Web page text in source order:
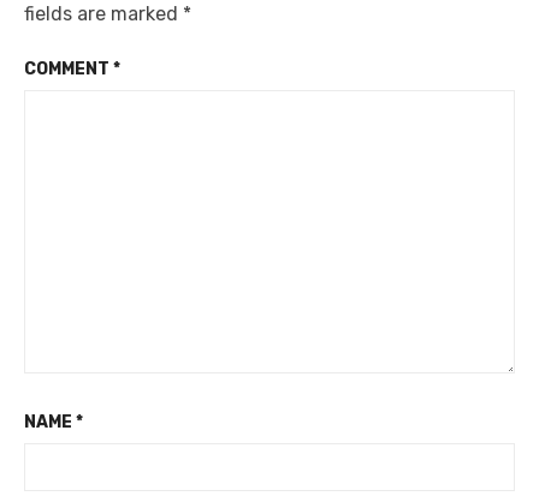
fields are marked *
COMMENT *
NAME *